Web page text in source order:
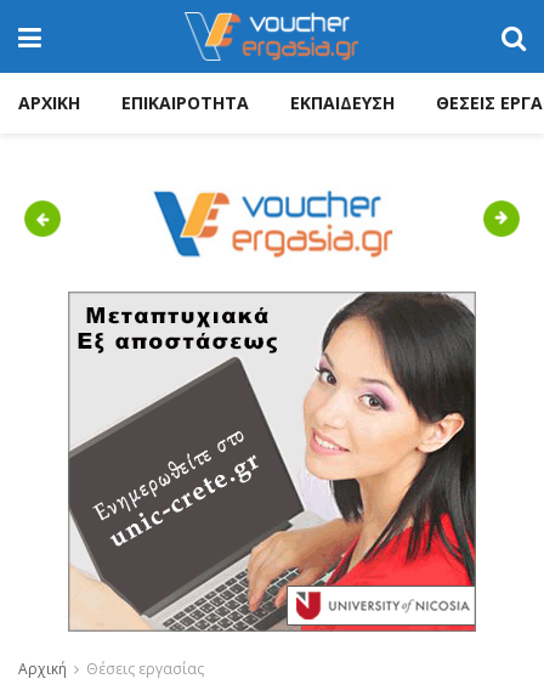
ΑΡΧΙΚΗ ΕΠΙΚΑΙΡΟΤΗΤΑ ΕΚΠΑΙΔΕΥΣΗ ΘΕΣΕΙΣ
Previous Next
Αρχική Θέσεις εργασίας